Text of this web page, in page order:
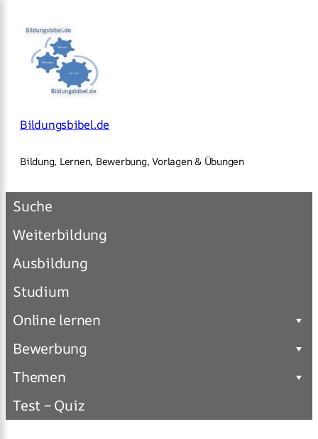
Inhalt
springen
Bildungsbibel.de
Bildung, Lernen, Bewerbung, Vorlagen & Übungen
Suche
Weiterbildung
Ausbildung
Studium
Online lernen
Bewerbung
Themen
Test – Quiz